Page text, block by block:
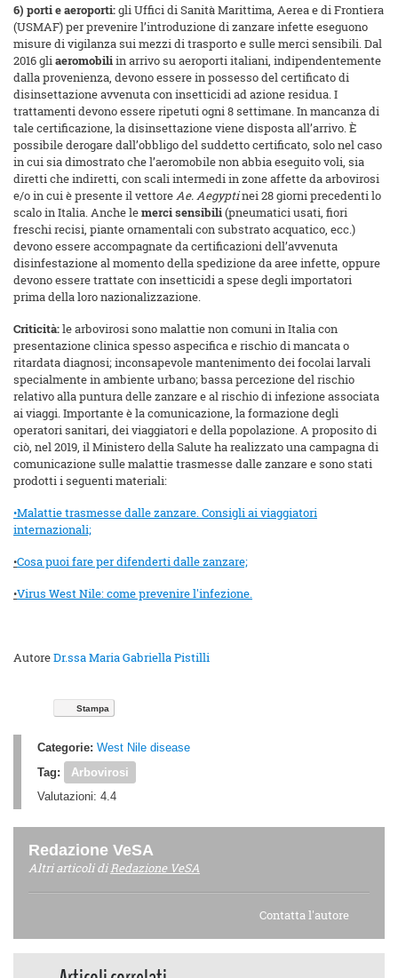
6) porti e aeroporti:gli Uffici di Sanità Marittima, Aerea e di Frontiera
(USMAF) per prevenire l’introduzione di zanzare infette eseguono
misure di vigilanza sui mezzi di trasporto e sulle merci sensibili. Dal
2016 gliaeromobiliin arrivo su aeroporti italiani, indipendentemente
dalla provenienza, devono essere in possesso del certificato di
disinsettazione avvenuta con insetticidi ad azione residua. I
trattamenti devono essere ripetuti ogni 8 settimane. In mancanza di
tale certificazione, la disinsettazione viene disposta all’arrivo. È
possibile derogare dall’obbligo del suddetto certificato, solo nel caso
in cui sia dimostrato che l’aeromobile non abbia eseguito voli, sia
diretti che indiretti, con scali intermedi in zone affette da arbovirosi
e/o in cui è presente il vettoreAe. Aegyptinei 28 giorni precedenti lo
scalo in Italia. Anche lemerci sensibili(pneumatici usati, fiori
freschi recisi, piante ornamentali con substrato acquatico, ecc.)
devono essere accompagnate da certificazioni dell’avvenuta
disinfestazione al momento della spedizione da aree infette, oppure
devono essere trattate con insetticidi a spese degli importatori
prima della loro nazionalizzazione.
Criticità:le arbovirosi sono malattie non comuni in Italia con
presentazione clinica spesso aspecifica e rischio di mancata o
ritardata diagnosi; inconsapevole mantenimento dei focolai larvali
specialmente in ambiente urbano; bassa percezione del rischio
relativo alla puntura delle zanzare e al rischio di infezione associata
ai viaggi. Importante è la comunicazione, la formazione degli
operatori sanitari, dei viaggiatori e della popolazione. A proposito di
ciò, nel 2019, il Ministero della Salute ha realizzato una campagna di
comunicazione sulle malattie trasmesse dalle zanzare e sono stati
prodotti i seguenti materiali:
•Malattie trasmesse dalle zanzare. Consigli ai viaggiatori
internazionali;
•Cosa puoi fare per difenderti dalle zanzare;
•Virus West Nile: come prevenire l'infezione.
AutoreDr.ssa Maria Gabriella Pistilli
Stampa
Categorie: West Nile disease
Tag:
Arbovirosi
Valutazioni: 4.4
Redazione VeSA
Altri articoli diRedazione VeSA
Contatta l'autore